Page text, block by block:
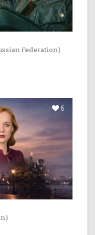
Federation)
6